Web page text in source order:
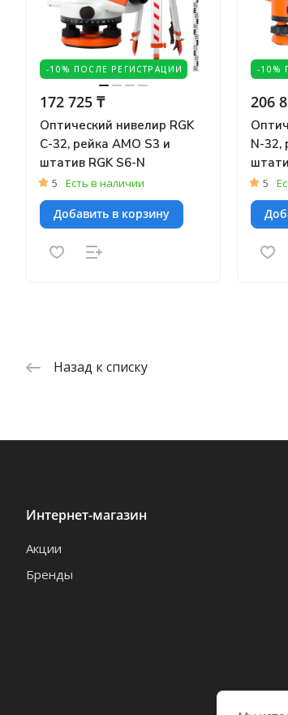
-10% ПОСЛЕ РЕГИСТРАЦИИ
172 725 ₸
Оптический нивелир RGK
C-32, рейка AMO S3 и
штатив RGK S6-N
5 Есть в наличии
Добавить в корзину
-10%
206
N-32,
5
Назад к списку
Интернет-магазин
Акции
Бренды